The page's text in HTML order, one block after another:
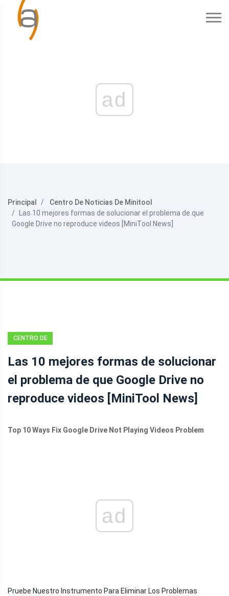
ad
Principal
Centro De Noticias De Minitool
Las 10 mejores formas de solucionar el problema de que
Google Drive no reproduce videos [MiniTool News]
CENTRO DE
MINITOOL
Las 10 mejores formas de solucionar
el problema de que Google Drive no
reproduce videos [MiniTool News]
Top 10 Ways Fix Google Drive Not Playing Videos Problem
ad
Pruebe Nuestro Instrumento Para Eliminar Los Problemas